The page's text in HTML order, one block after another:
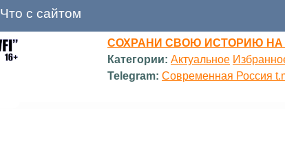
Что с сайтом
СОХРАНИ СВОЮ ИСТОРИЮ НА
Категории: Актуальное
Telegram: Современная Россия